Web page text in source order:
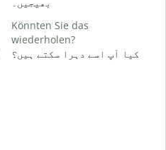
Könnten Sie das
wiederholen?
کیا آپ اسے دہرا سکتے ہیں؟